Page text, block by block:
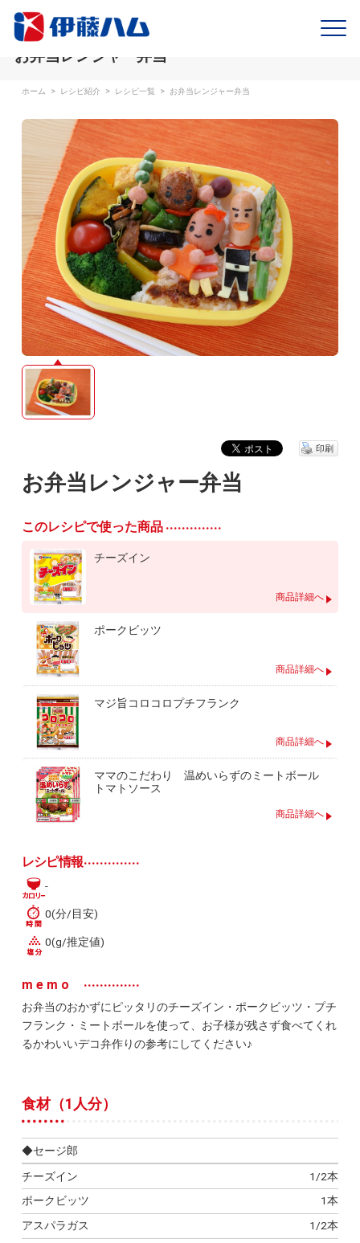
お弁当レンジャー弁当
ホーム > レシピ紹介 > レシピ一覧 > お弁当レンジャー弁当
お弁当レンジャー弁当
印刷
このレシピで使った商品
チーズイン
商品詳細へ
ポークビッツ
商品詳細へ
マジ旨コロコロプチフランク
商品詳細へ
ママのこだわり 温めいらずのミートボール
トマトソース
商品詳細へ
レシピ情報
-
0(分/目安)
0(g/推定値)
memo
お弁当のおかずにピッタリのチーズイン・ポークビッツ・プチ
フランク・ミートボールを使って、お子様が残さず食べてくれ
るかわいいデコ弁作りの参考にしてください♪
食材（1人分）
◆セージ郎
チーズイン
1/2本
ポークビッツ
1本
アスパラガス
1/2本